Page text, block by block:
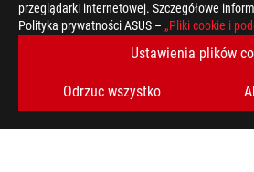
przeglądarki internetowej. Szczegółowe
Polityka prywatności ASUS – „Pliki cookie i
Ustawienia plików
Odrzuc wszystko
GAMING NOTEBOOKI
> ROG STRIX SCAR 16 (2025)